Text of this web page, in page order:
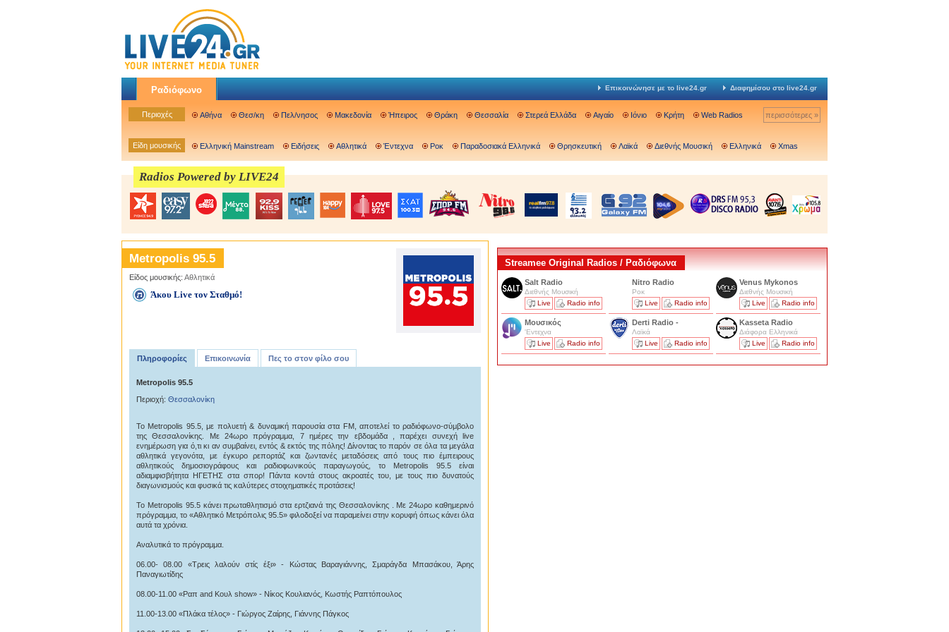
Ραδιόφωνο Επικοινώνησε με το live24.gr Διαφημίσου στο live24.gr
Περιοχές Αθήνα Θεσ/κη Πελ/νησος Μακεδονία Ήπειρος Θράκη Θεσσαλία Στερεά Ελλάδα Αιγαίο Ιόνιο Κρήτη Web Radios περισσότερες »
Είδη μουσικής Ελληνική Mainstream Ειδήσεις Αθλητικά Έντεχνα Ροκ Παραδοσιακά Ελληνικά Θρησκευτική Λαϊκά Διεθνής Μουσική Ελληνικά Xmas
Radios Powered by LIVE24
Metropolis 95.5
Είδος μουσικής: Αθλητικά
Άκου Live τον Σταθμό!
Πληροφορίες Επικοινωνία Πες το στον φίλο σου
Metropolis 95.5
Περιοχή: Θεσσαλονίκη
To Metropolis 95.5, με πολυετή & δυναμική παρουσία στα FM, αποτελεί το ραδιόφωνο-σύμβολο
της Θεσσαλονίκης. Με 24ωρο πρόγραμμα, 7 ημέρες την εβδομάδα , παρέχει συνεχή live
ενημέρωση για ό,τι κι αν συμβαίνει, εντός & εκτός της πόλης! Δίνοντας το παρόν σε όλα τα μεγάλα
αθλητικά γεγονότα, με έγκυρο ρεπορτάζ και ζωντανές μεταδόσεις από τους πιο έμπειρους
αθλητικούς δημοσιογράφους και ραδιοφωνικούς παραγωγούς, το Metropolis 95.5 είναι
αδιαμφισβήτητα ΗΓΕΤΗΣ στα σπορ! Πάντα κοντά στους ακροατές του, με τους πιο δυνατούς
διαγωνισμούς και φυσικά τις καλύτερες στοιχηματικές προτάσεις!
To Metropolis 95.5 κάνει πρωταθλητισμό στα ερτζιανά της Θεσσαλονίκης . Με 24ωρο καθημερινό
πρόγραμμα, το «Αθλητικό Μετρόπολις 95.5» φιλοδοξεί να παραμείνει στην κορυφή όπως κάνει όλα
αυτά τα χρόνια.
Αναλυτικά το πρόγραμμα.
06.00- 08.00 «Τρεις λαλούν στίς έξι» - Κώστας Βαραγιάννης, Σμαράγδα Μπασάκου, Άρης
Παναγιωτίδης
08.00-11.00 «Ραπ and Κουλ show» - Νίκος Κουλιανός, Κωστής Ραπτόπουλος
11.00-13.00 «Πλάκα τέλος» - Γιώργος Ζαίρης, Γιάννης Πάγκος
Streamee Original Radios / Ραδιόφωνα
Salt Radio
Διεθνής Μουσική
Live
Radio info
Nitro Radio
Ροκ
Live
Radio info
Venus Mykonos
Διεθνής Μουσική
Live
Radio info
Μουσικός
'Εντεχνα
Live
Radio info
Derti Radio -
Λαϊκά
Live
Radio info
Kasseta Radio
Διάφορα Ελληνικά
Live
Radio info